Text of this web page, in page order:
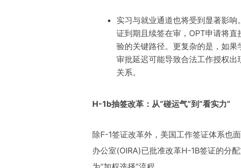
实习与就业通道也将受到显著影
证到期且续签在审，OPT申请将
验的关键路径。更复杂的是，如果
审批延迟可能导致合法工作授权出
关系。
H-1b抽签改革：从“碰运气”到“看实力”
除F-1签证改革外，美国工作签证体系也
办公室(OIRA)已批准改革H-1B签证的分